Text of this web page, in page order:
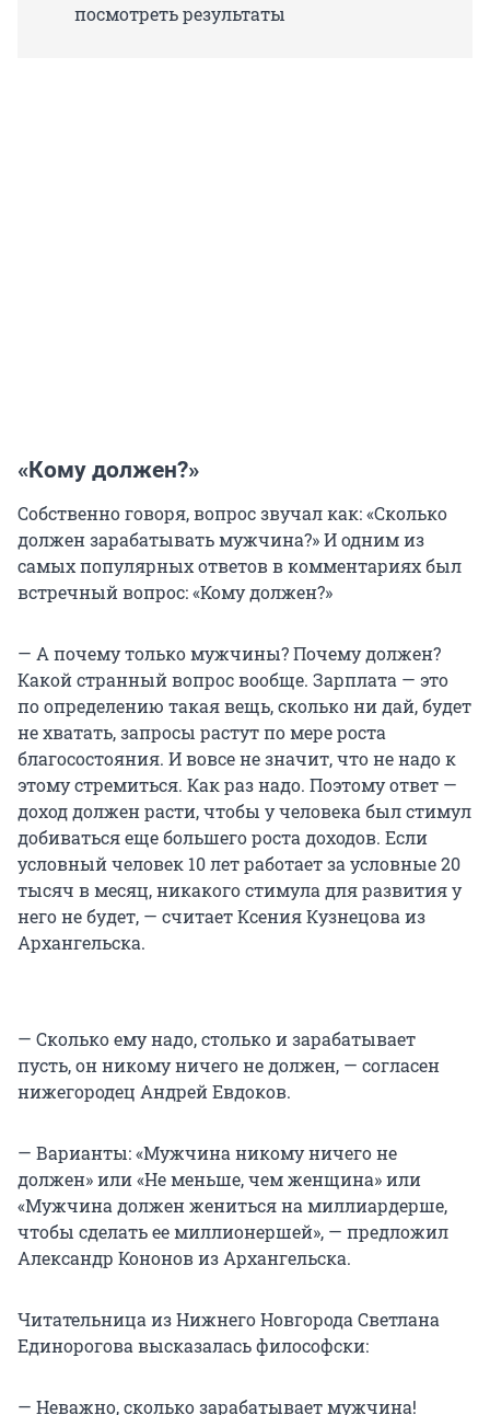
посмотреть результаты
«Кому должен?»
Собственно говоря, вопрос звучал как: «Сколько
должен зарабатывать мужчина?» И одним из
самых популярных ответов в комментариях был
встречный вопрос: «Кому должен?»
— А почему только мужчины? Почему должен?
Какой странный вопрос вообще. Зарплата — это
по определению такая вещь, сколько ни дай, будет
не хватать, запросы растут по мере роста
благосостояния. И вовсе не значит, что не надо к
этому стремиться. Как раз надо. Поэтому ответ —
доход должен расти, чтобы у человека был стимул
добиваться еще большего роста доходов. Если
условный человек 10 лет работает за условные 20
тысяч в месяц, никакого стимула для развития у
него не будет, — считает Ксения Кузнецова из
Архангельска.
— Сколько ему надо, столько и зарабатывает
пусть, он никому ничего не должен, — согласен
нижегородец Андрей Евдоков.
— Варианты: «Мужчина никому ничего не
должен» или «Не меньше, чем женщина» или
«Мужчина должен жениться на миллиардерше,
чтобы сделать ее миллионершей», — предложил
Александр Кононов из Архангельска.
Читательница из Нижнего Новгорода Светлана
Единорогова высказалась философски:
— Неважно, сколько зарабатывает мужчина!